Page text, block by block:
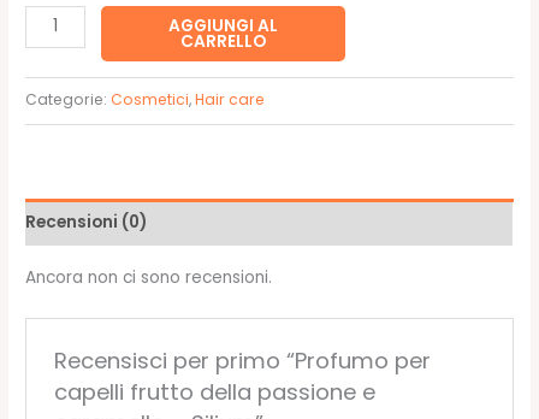
Profumo
per
capelli
frutto
e
caramello
Silium
quantità
AGGIUNGI AL
CARRELLO
Categorie:Cosmetici,Hair care
Recensioni (0)
Ancora non ci sono recensioni.
Recensisci per primo “Profumo per
capelli frutto della passione e